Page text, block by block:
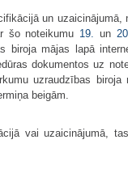
un
šo noteikumu 19. un
mājas lapā
dokumentos uz
uzraudzības
beigām.
vai uzaicinājumā,